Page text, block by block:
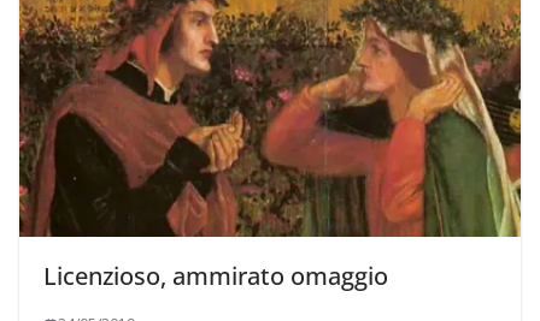
Licenzioso, ammirato omaggio